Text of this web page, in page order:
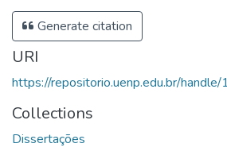
Generate citation
URI
https://repositorio.uenp.edu.br/
Collections
Dissertações